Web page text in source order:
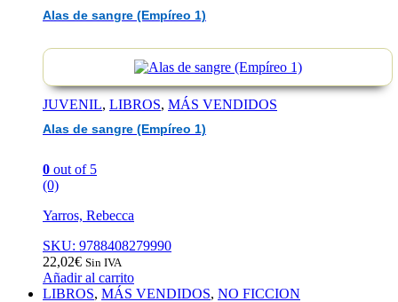
Alas de sangre (Empíreo 1)
JUVENIL, LIBROS, MÁS VENDIDOS
Alas de sangre (Empíreo 1)
0 out of 5
(0)
Yarros, Rebecca
SKU: 9788408279990
22,02€ Sin IVA
Añadir al carrito
LIBROS, MÁS VENDIDOS, NO FICCION